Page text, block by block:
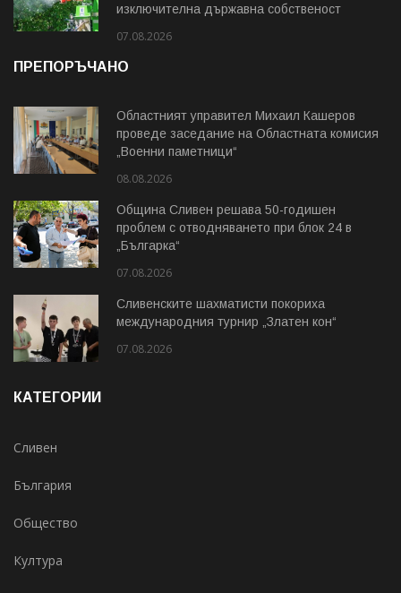
изключителна държавна собственост
07.08.2026
ПРЕПОРЪЧАНО
Областният управител Михаил Кашеров
проведе заседание на Областната комисия
„Военни паметници“
08.08.2026
Община Сливен решава 50-годишен
проблем с отводняването при блок 24 в
„Българка“
07.08.2026
Сливенските шахматисти покориха
международния турнир „Златен кон“
07.08.2026
КАТЕГОРИИ
Сливен
България
Общество
Култура